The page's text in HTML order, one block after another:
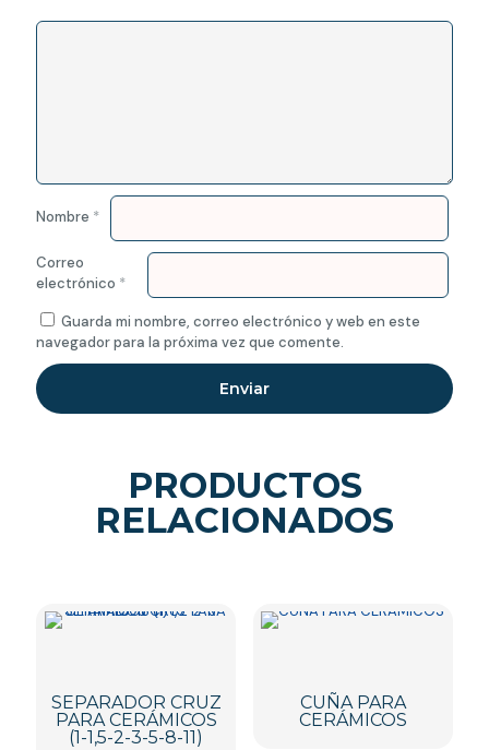
Nombre *
Correo
electrónico *
Guarda mi nombre, correo electrónico y web en este
navegador para la próxima vez que comente.
PRODUCTOS
RELACIONADOS
SEPARADOR CRUZ
PARA CERÁMICOS
(1-1,5-2-3-5-8-11)
CUÑA PARA
CERÁMICOS